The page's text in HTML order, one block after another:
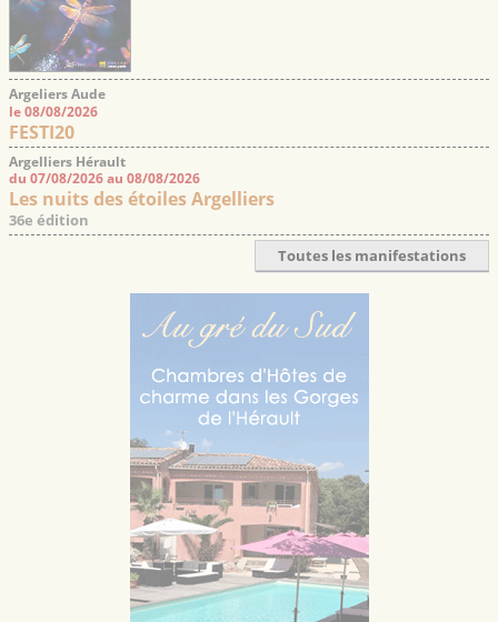
Argeliers Aude
le 08/08/2026
FESTI20
Argelliers Hérault
du 07/08/2026 au 08/08/2026
Les nuits des étoiles Argelliers
36e édition
Toutes les manifestations